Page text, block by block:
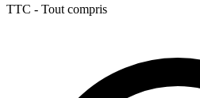
TTC - Tout compris